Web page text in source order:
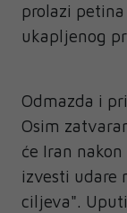
prolazi
ukapljenog
Odmazda i
Osim
će Iran
izvesti udare
ciljeva".